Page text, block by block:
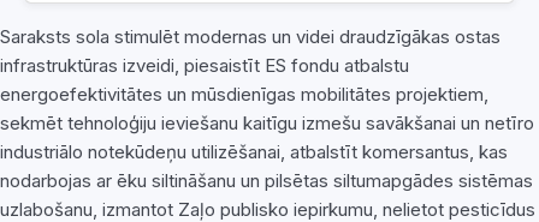
Saraksts sola stimulēt modernas un videi draudzīgākas ostas
infrastruktūras izveidi, piesaistīt ES fondu atbalstu
energoefektivitātes un mūsdienīgas mobilitātes projektiem,
sekmēt tehnoloģiju ieviešanu kaitīgu izmešu savākšanai un netīro
industriālo notekūdeņu utilizēšanai, atbalstīt komersantus, kas
nodarbojas ar ēku siltināšanu un pilsētas siltumapgādes sistēmas
uzlabošanu, izmantot Zaļo publisko iepirkumu, nelietot pesticīdus